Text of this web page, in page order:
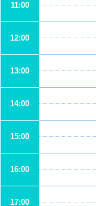
11:00
12:00
13:00
14:00
15:00
16:00
17:00